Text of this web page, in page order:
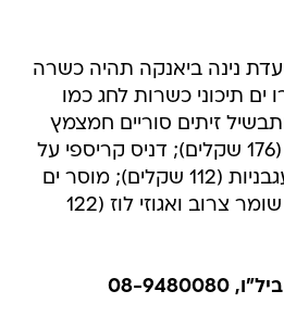
נינה ביאנקה תהיה כשרה
תיכוני כשרות לחג כמו
זיתים סוריים חמצמץ
מקושט בקריספי קייל (176 שקלים); דניס קריספי על
הפלנצ'ה עם תבשיל עגבניות (112 שקלים); מוסר ים
על קרם כרובית, בייבי שומר צרוב ואגוזי לוז (122